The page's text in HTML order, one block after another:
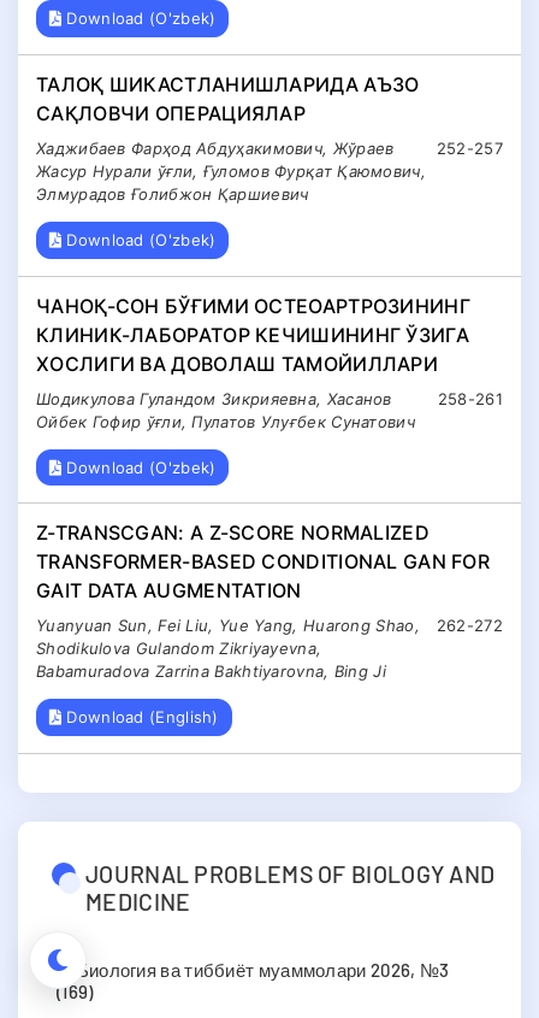
Download (O'zbek)
ТАЛОҚ ШИКАСТЛАНИШЛАРИДА АЪЗО
САҚЛОВЧИ ОПEРАЦИЯЛАР
252-257
Хаджибаев Фарҳод Абдуҳакимович, Жўраев
Жасур Нурали ўғли, Ғуломов Фурқат Қаюмович,
Элмурадов Ғолибжон Қаршиевич
Download (O'zbek)
ЧАНОҚ-СОН БЎҒИМИ ОСТЕОАРТРОЗИНИНГ
КЛИНИК-ЛАБОРАТОР КЕЧИШИНИНГ ЎЗИГА
ХОСЛИГИ ВА ДОВОЛАШ ТАМОЙИЛЛАРИ
258-261
Шодикулова Гуландом Зикрияевна, Хасанов
Ойбек Гофир ўғли, Пулатов Улуғбек Сунатович
Download (O'zbek)
Z-TRANSCGAN: A Z-SCORE NORMALIZED
TRANSFORMER-BASED CONDITIONAL GAN FOR
GAIT DATA AUGMENTATION
262-272
Yuanyuan Sun, Fei Liu, Yue Yang, Huarong Shao,
Shodikulova Gulandom Zikriyayevna,
Babamuradova Zarrina Bakhtiyarovna, Bing Ji
Download (English)
JOURNAL PROBLEMS OF BIOLOGY AND
MEDICINE
Биология ва тиббиёт муаммолари 2026, №3
(169)